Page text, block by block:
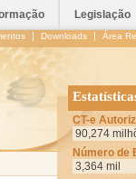
Legislação
| Downloads | Área
CT-e
90,274
Número de
3,364 mil